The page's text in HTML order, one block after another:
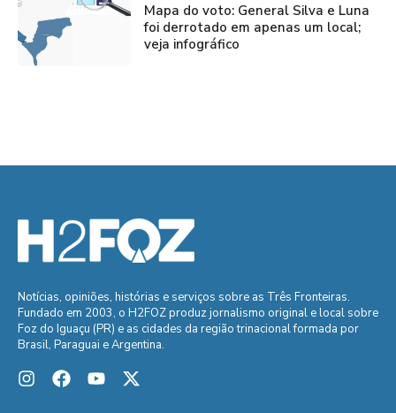
Mapa do voto: General Silva e Luna
foi derrotado em apenas um local;
veja infográfico
Notícias, opiniões, histórias e serviços sobre as Três Fronteiras.
Fundado em 2003, o H2FOZ produz jornalismo original e local sobre
Foz do Iguaçu (PR) e as cidades da região trinacional formada por
Brasil, Paraguai e Argentina.